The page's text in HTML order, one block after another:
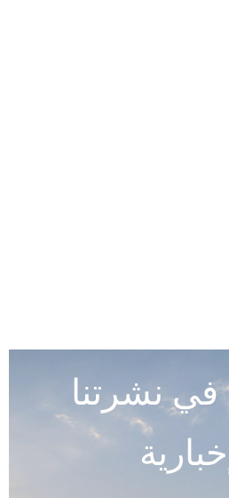
نشرتنا